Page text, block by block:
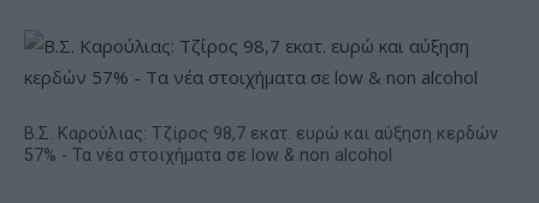
Β.Σ. Καρούλιας: Τζίρος 98,7 εκατ. ευρώ και αύξηση κερδών
57% - Τα νέα στοιχήματα σε low & non alcohol